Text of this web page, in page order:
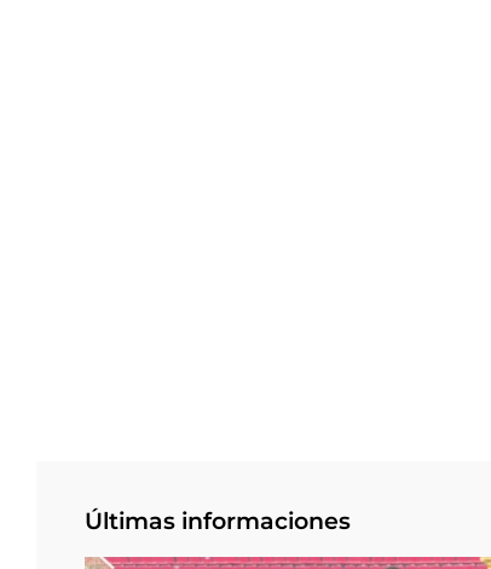
Últimas informaciones